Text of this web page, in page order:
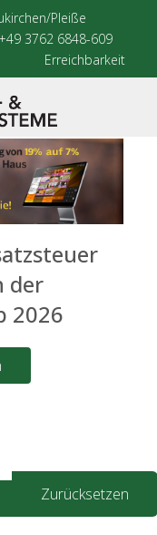
Pleiße
+49 3762 6848-609
Erreichbarkeit
der
2026
Zurücksetzen